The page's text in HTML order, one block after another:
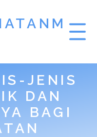
JENIS
DAN
BAGI